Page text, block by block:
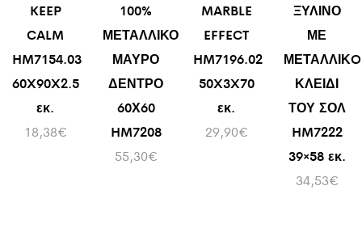
KEEP
CALM
HM7154.03
60X90X2.5
εκ.
18,38€
100%
ΜΕΤΑΛΛΙΚΟ
ΜΑΥΡΟ
ΔΕΝΤΡΟ
60Χ60
HM7208
55,30€
MARBLE
EFFECT
HM7196.02
50X3X70
εκ.
29,90€
ΞΥΛΙΝΟ
ΜΕ
ΜΕΤΑΛΛΙΚO
ΚΛΕΙΔΙ
ΤΟΥ ΣΟΛ
HM7222
39×58 εκ.
34,53€